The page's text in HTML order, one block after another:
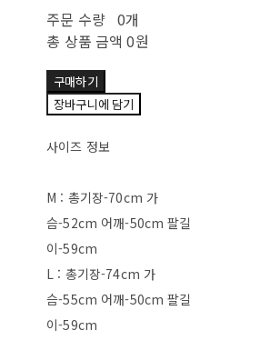
주문 수량 0개
총 상품 금액 0원
구매하기
장바구니에 담기
사이즈 정보
M : 총기장-70cm 가
슴-52cm 어깨-50cm 팔길
이-59cm
L : 총기장-74cm 가
슴-55cm 어깨-50cm 팔길
이-59cm